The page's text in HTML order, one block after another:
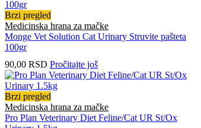
Brzi pregled
Medicinska hrana za mačke
Monge Vet Solution Cat Urinary Struvite pašteta
100gr
90,00 RSD Pročitajte još
Brzi pregled
Medicinska hrana za mačke
Pro Plan Veterinary Diet Feline/Cat UR St/Ox